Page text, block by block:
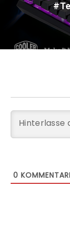
0